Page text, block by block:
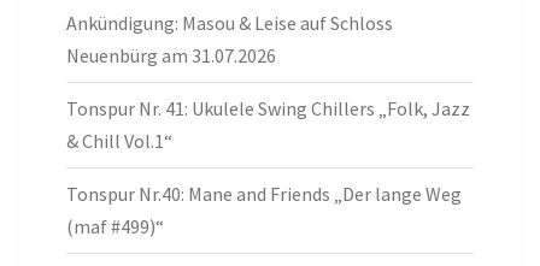
Ankündigung: Masou & Leise auf Schloss
Neuenbürg am 31.07.2026
Tonspur Nr. 41: Ukulele Swing Chillers „Folk, Jazz
& Chill Vol.1“
Tonspur Nr.40: Mane and Friends „Der lange Weg
(maf #499)“